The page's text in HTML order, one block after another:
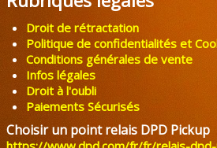
Droit de rétractation
Politique de confidentialités et
Conditions générales de vente
Infos légales
Droit à l'oubli
Paiements Sécurisés
Choisir un point relais DPD Pickup